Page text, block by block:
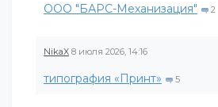
ООО "БАРС-Механизация" 2
NikaX 8 июля 2026, 14:16
типография «Принт» 5